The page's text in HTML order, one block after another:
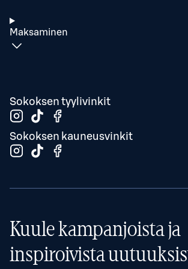
Maksaminen
Sokoksen tyylivinkit
Sokoksen kauneusvinkit
Kuule kampanjoista ja
inspiroivista